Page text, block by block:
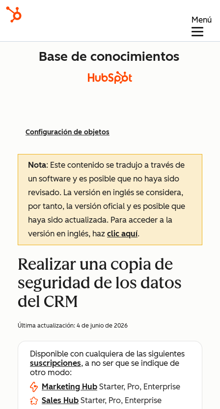
Menú
Base de conocimientos
Configuración de objetos
Nota: Este contenido se tradujo a través de
un software y es posible que no haya sido
revisado. La versión en inglés se considera,
por tanto, la versión oficial y es posible que
haya sido actualizada. Para acceder a la
versión en inglés, haz clic aquí.
Realizar una copia de
seguridad de los datos
del CRM
Última actualización: 4 de junio de 2026
Disponible con cualquiera de las siguientes
suscripciones, a no ser que se indique de
otro modo:
Marketing Hub Starter, Pro, Enterprise
Sales Hub Starter, Pro, Enterprise